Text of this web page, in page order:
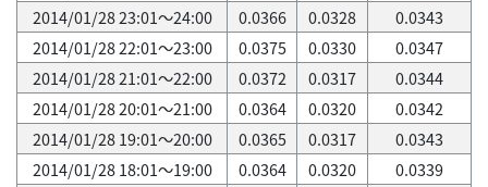
2014/01/28 23:01～24:00
0.0366 0.0328
0.0343
2014/01/28 22:01～23:00
0.0375 0.0330
0.0347
2014/01/28 21:01～22:00
0.0372 0.0317
0.0344
2014/01/28 20:01～21:00
0.0364 0.0320
0.0342
2014/01/28 19:01～20:00
0.0365 0.0317
0.0343
2014/01/28 18:01～19:00
0.0364 0.0320
0.0339